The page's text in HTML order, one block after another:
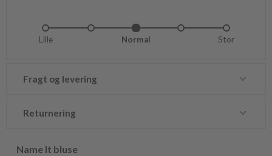
Lille Normal Stor
Fragt og levering
Returnering
Name It bluse